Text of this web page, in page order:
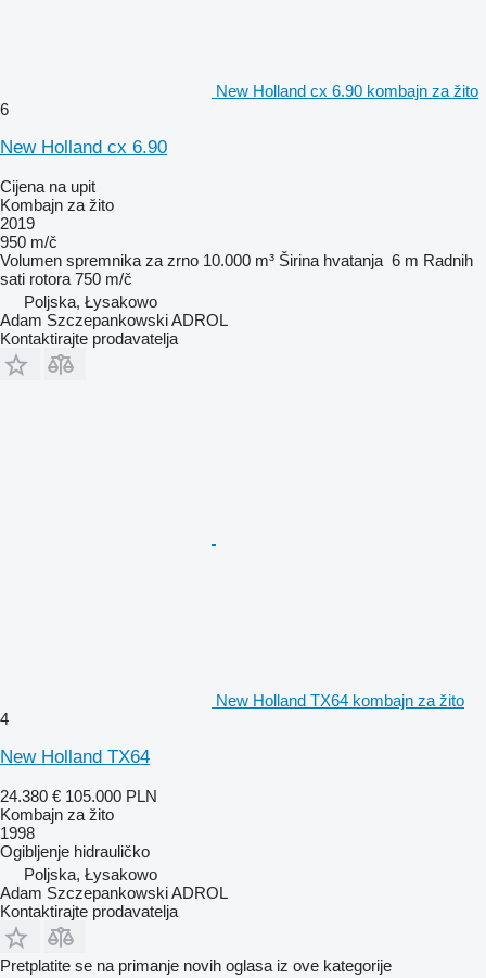
New Holland cx 6.90 kombajn za žito
6
New Holland cx 6.90
Cijena na upit
Kombajn za žito
2019
950 m/č
Volumen spremnika za zrno 10.000 m³ Širina hvatanja 6 m Radnih
sati rotora 750 m/č
Poljska, Łysakowo
Adam Szczepankowski ADROL
Kontaktirajte prodavatelja
New Holland TX64 kombajn za žito
4
New Holland TX64
24.380 € 105.000 PLN
Kombajn za žito
1998
Ogibljenje hidrauličko
Poljska, Łysakowo
Adam Szczepankowski ADROL
Kontaktirajte prodavatelja
Pretplatite se na primanje novih oglasa iz ove kategorije